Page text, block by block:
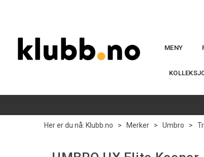
MENY
Her er du nå: Klubb.no > Merker > Umbro >